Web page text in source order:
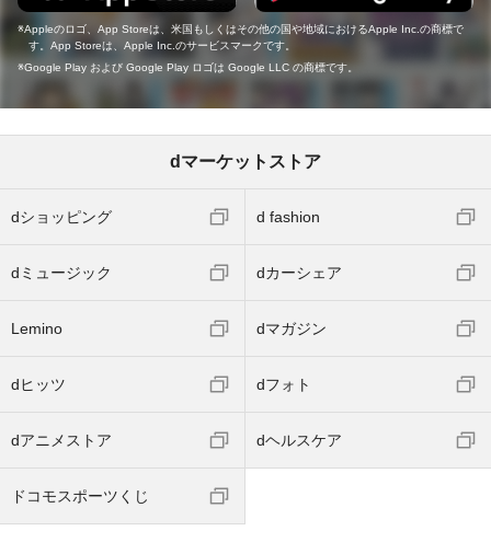
Appleのロゴ、App Storeは、米国もしくはその他の国や地域におけるApple Inc.の商標で
す。App Storeは、Apple Inc.のサービスマークです。
Google Play および Google Play ロゴは Google LLC の商標です。
dマーケットストア
dショッピング d fashion
dミュージック dカーシェア
Lemino dマガジン
dヒッツ dフォト
dアニメストア dヘルスケア
ドコモスポーツくじ